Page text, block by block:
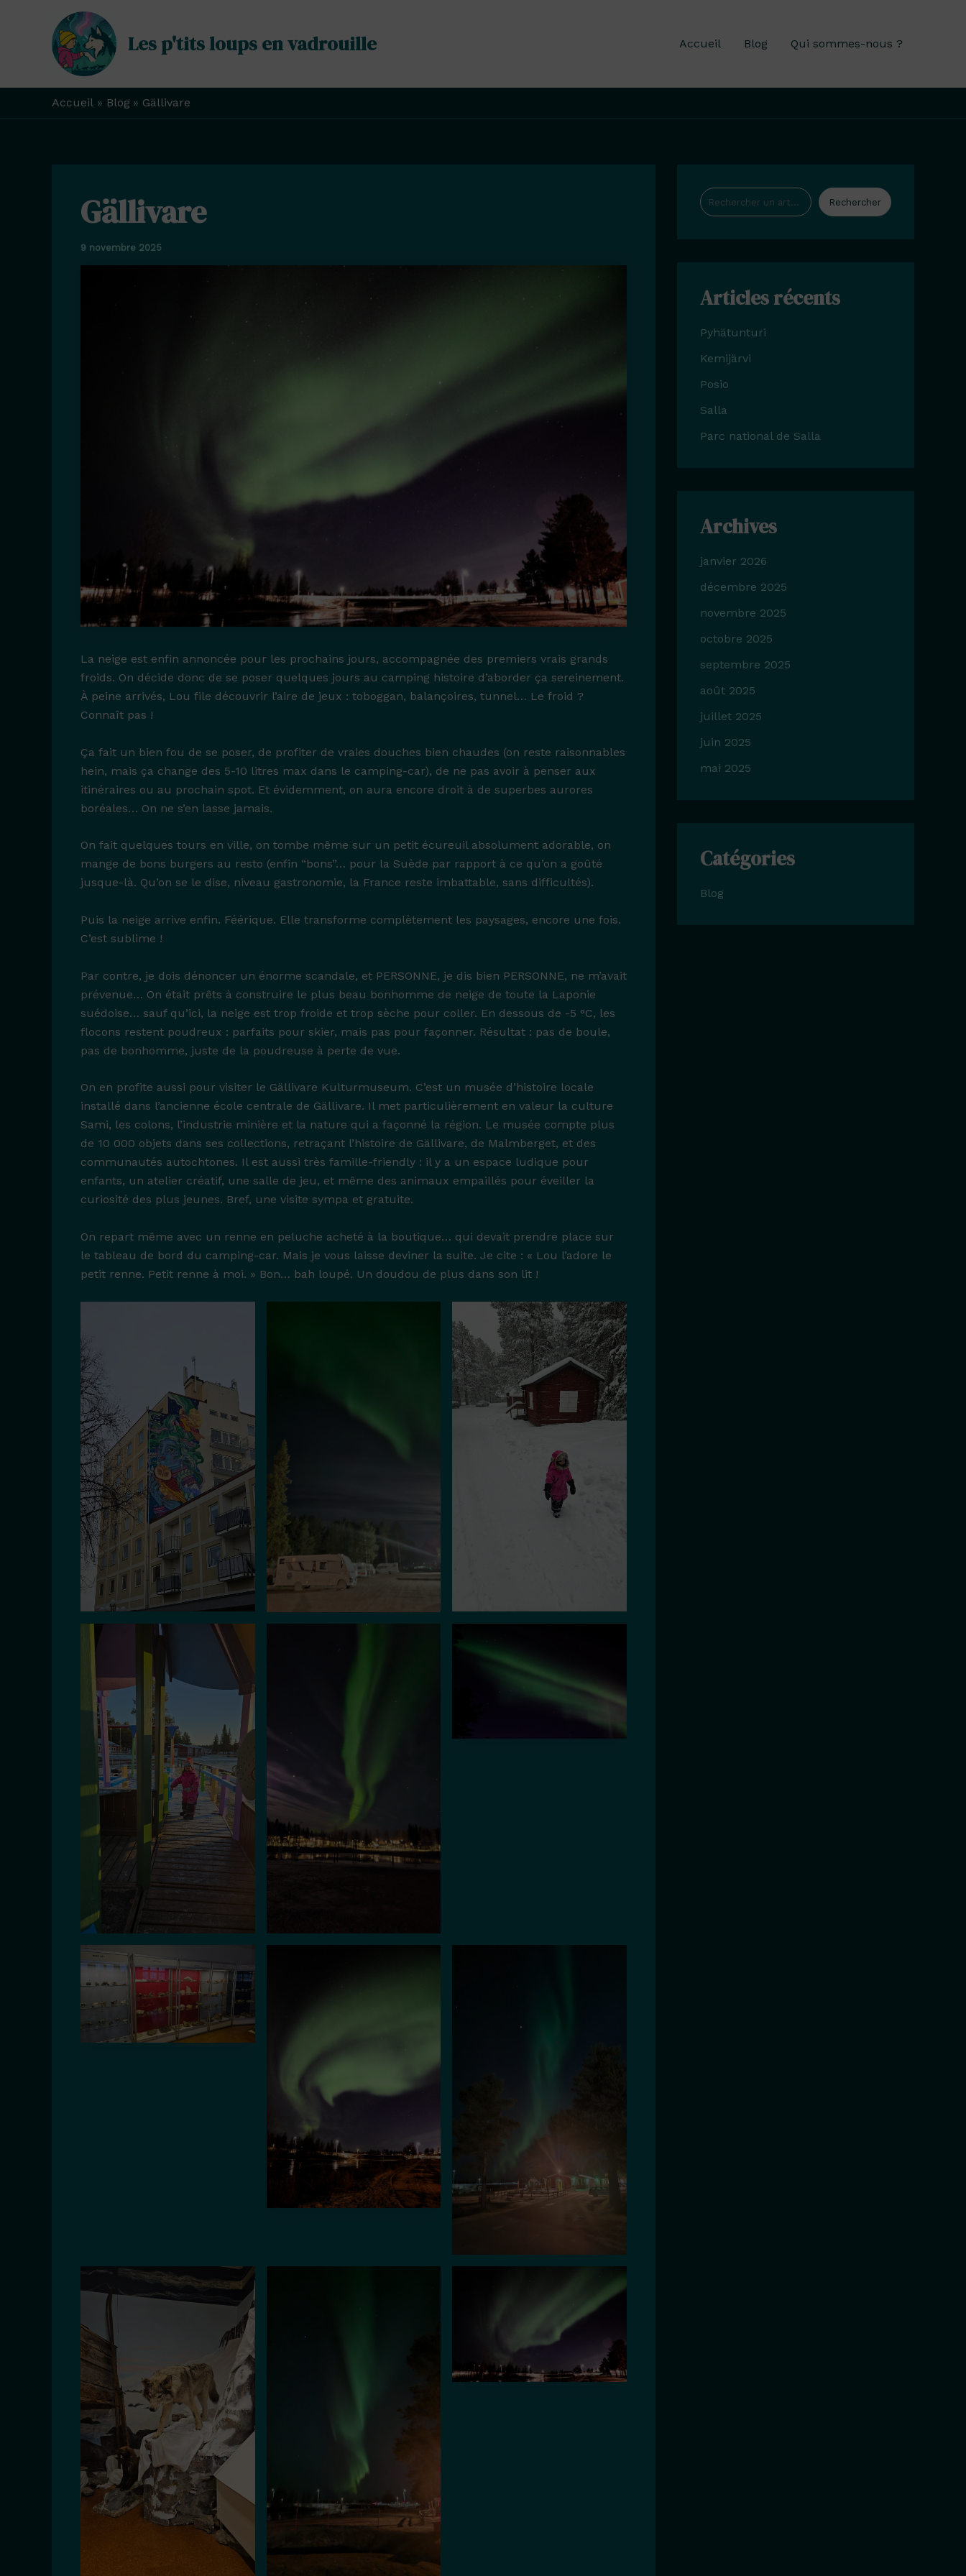
Les p'tits loups en vadrouille Accueil Blog Qui sommes-nous ?
Accueil Blog Gällivare
Gällivare
9 novembre 2025
La neige est enfin annoncée pour les prochains jours, accompagnée des premiers vrais grands
froids. On décide donc de se poser quelques jours au camping histoire d’aborder ça sereinement.
À peine arrivés, Lou file découvrir l’aire de jeux : toboggan, balançoires, tunnel… Le froid ?
Connaît pas !
Ça fait un bien fou de se poser, de profiter de vraies douches bien chaudes (on reste raisonnables
hein, mais ça change des 5-10 litres max dans le camping-car), de ne pas avoir à penser aux
itinéraires ou au prochain spot. Et évidemment, on aura encore droit à de superbes aurores
boréales… On ne s’en lasse jamais.
On fait quelques tours en ville, on tombe même sur un petit écureuil absolument adorable, on
mange de bons burgers au resto (enfin “bons”… pour la Suède par rapport à ce qu’on a goûté
jusque-là. Qu’on se le dise, niveau gastronomie, la France reste imbattable, sans difficultés).
Puis la neige arrive enfin. Féérique. Elle transforme complètement les paysages, encore une fois.
C’est sublime !
Par contre, je dois dénoncer un énorme scandale, et PERSONNE, je dis bien PERSONNE, ne m’avait
prévenue… On était prêts à construire le plus beau bonhomme de neige de toute la Laponie
suédoise… sauf qu’ici, la neige est trop froide et trop sèche pour coller. En dessous de -5 °C, les
flocons restent poudreux : parfaits pour skier, mais pas pour façonner. Résultat : pas de boule,
pas de bonhomme, juste de la poudreuse à perte de vue.
On en profite aussi pour visiter le Gällivare Kulturmuseum. C’est un musée d’histoire locale
installé dans l’ancienne école centrale de Gällivare. Il met particulièrement en valeur la culture
Sami, les colons, l’industrie minière et la nature qui a façonné la région. Le musée compte plus
de 10 000 objets dans ses collections, retraçant l’histoire de Gällivare, de Malmberget, et des
communautés autochtones. Il est aussi très famille-friendly : il y a un espace ludique pour
enfants, un atelier créatif, une salle de jeu, et même des animaux empaillés pour éveiller la
curiosité des plus jeunes. Bref, une visite sympa et gratuite.
On repart même avec un renne en peluche acheté à la boutique… qui devait prendre place sur
le tableau de bord du camping-car. Mais je vous laisse deviner la suite. Je cite : « Lou l’adore le
petit renne. Petit renne à moi. » Bon… bah loupé. Un doudou de plus dans son lit !
Rechercher
Rechercher
Articles récents
Pyhätunturi
Kemijärvi
Posio
Salla
Parc national de Salla
Archives
janvier 2026
décembre 2025
novembre 2025
octobre 2025
septembre 2025
août 2025
juillet 2025
juin 2025
mai 2025
Catégories
Blog